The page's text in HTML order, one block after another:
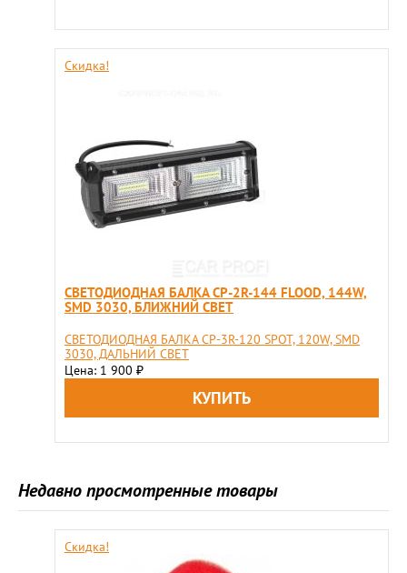
Скидка!
СВЕТОДИОДНАЯ БАЛКА CP-2R-144 FLOOD, 144W,
SMD 3030, БЛИЖНИЙ СВЕТ
СВЕТОДИОДНАЯ БАЛКА CP-3R-120 SPOT, 120W, SMD
3030, ДАЛЬНИЙ СВЕТ
Цена: 1 900 ₽
Недавно просмотренные товары
Скидка!